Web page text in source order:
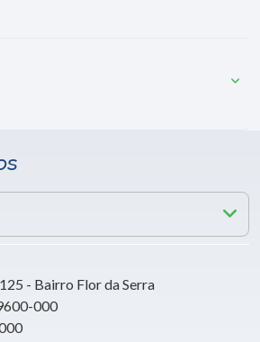
- Bairro Flor da Serra
000